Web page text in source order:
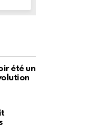
été un